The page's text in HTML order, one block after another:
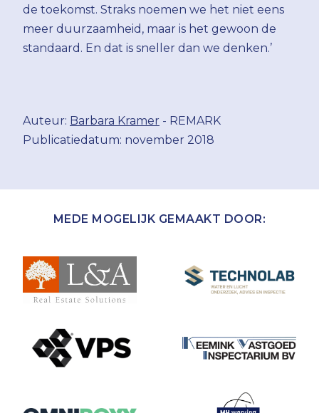
de toekomst. Straks noemen we het niet eens
meer duurzaamheid, maar is het gewoon de
standaard. En dat is sneller dan we denken.’
Auteur: Barbara Kramer - REMARK
Publicatiedatum: november 2018
MEDE MOGELIJK GEMAAKT DOOR: